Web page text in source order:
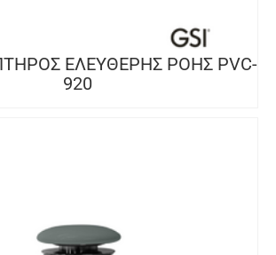
ΕΛΕΥΘΕΡΗΣ ΡΟΗΣ PVC-
920